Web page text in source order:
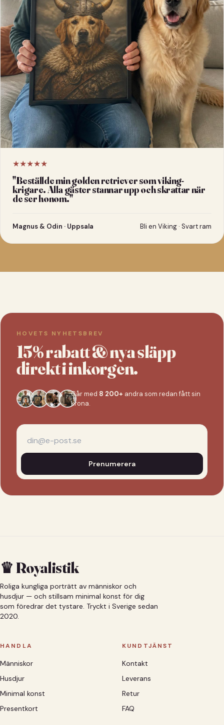
★★★★★
"Beställde min golden retriever som viking-
krigare. Alla gäster stannar upp och skrattar när
de ser honom."
Magnus & Odin · Uppsala Bli en Viking · Svart ram
HOVETS NYHETSBREV
15% rabatt & nya släpp
direkt i inkorgen.
Går med 8 200+ andra som redan fått sin
krona.
Prenumerera
♛ Royalistik
Roliga kungliga porträtt av människor och
husdjur — och stillsam minimal konst för dig
som föredrar det tystare. Tryckt i Sverige sedan
2020.
HANDLA
Människor
Husdjur
Minimal konst
Presentkort
KUNDTJÄNST
Kontakt
Leverans
Retur
FAQ